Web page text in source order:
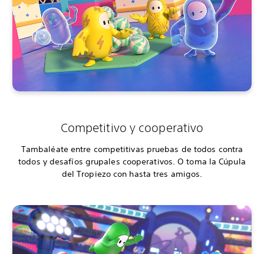
Competitivo y cooperativo
Tambaléate entre competitivas pruebas de todos contra
todos y desafíos grupales cooperativos. O toma la Cúpula
del Tropiezo con hasta tres amigos.